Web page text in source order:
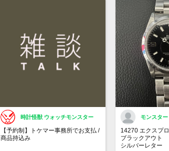
時計怪獣 ウォッチモンスター
【予約制】トケマー事務所でお支払 /
商品持込み
モンスター
14270 エクスプ
ブラックアウト
シルバーレター